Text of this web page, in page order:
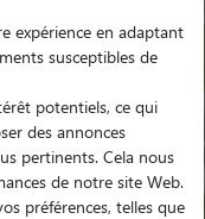
?
expérience en adaptant
susceptibles de
potentiels, ce qui
des annonces
pertinents. Cela nous
de notre site Web.
préférences, telles que